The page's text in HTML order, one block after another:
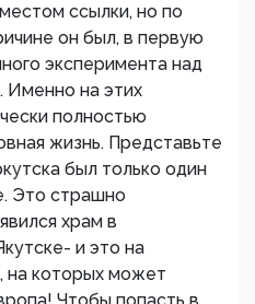
ссылки, но по
он был, в первую
эксперимента над
Именно на этих
полностью
жизнь. Представьте
был только один
Это страшно
храм в
и это на
на которых может